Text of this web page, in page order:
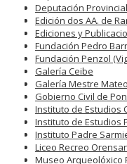
Deputación
Edición dos AA. de
Ediciones y
Fundación Pedro
Fundación Penzol
Galería Ceibe
Galería Mestre Mateo
Gobierno Civil de
Instituto de Estudios
Instituto de Estudios
Instituto Padre
Liceo Recreo
Museo Arqueolóxico